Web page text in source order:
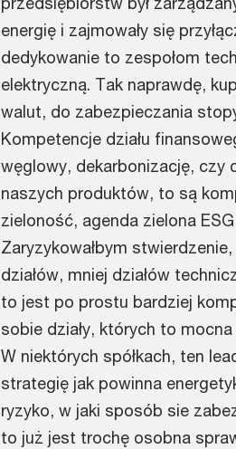
energię i zajmowały się
dedykowanie to zespołom
elektryczną. Tak naprawdę,
walut, do zabezpieczania
Kompetencje działu
węglowy, dekarbonizację, czy
naszych produktów, to są
zieloność, agenda zielona
Zaryzykowałbym
działów, mniej działów
to jest po prostu bardziej
sobie działy, których to
W niektórych spółkach, ten
strategię jak powinna
ryzyko, w jaki sposób sie
to już jest trochę osobna